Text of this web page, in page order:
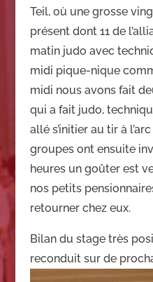
Teil, où une grosse
présent dont 11 de
matin judo avec
midi pique-nique
midi nous avons fait
qui a fait judo,
allé s’initier au tir à
groupes ont ensuite
heures un goûter est
nos petits
retourner chez eux.
Bilan du stage très
reconduit sur de